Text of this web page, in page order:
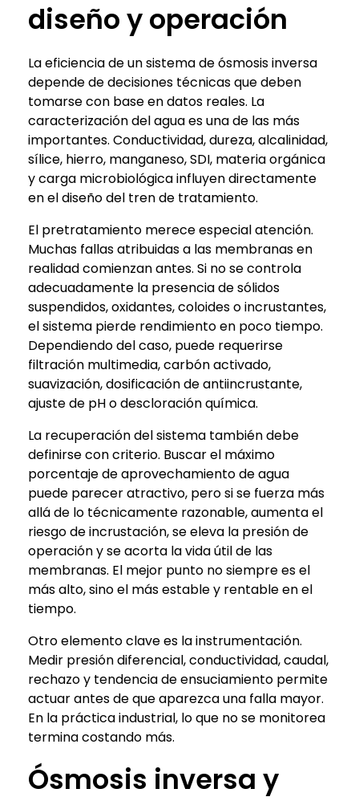
diseño y operación
La eficiencia de un sistema de ósmosis inversa
depende de decisiones técnicas que deben
tomarse con base en datos reales. La
caracterización del agua es una de las más
importantes. Conductividad, dureza, alcalinidad,
sílice, hierro, manganeso, SDI, materia orgánica
y carga microbiológica influyen directamente
en el diseño del tren de tratamiento.
El pretratamiento merece especial atención.
Muchas fallas atribuidas a las membranas en
realidad comienzan antes. Si no se controla
adecuadamente la presencia de sólidos
suspendidos, oxidantes, coloides o incrustantes,
el sistema pierde rendimiento en poco tiempo.
Dependiendo del caso, puede requerirse
filtración multimedia, carbón activado,
suavización, dosificación de antiincrustante,
ajuste de pH o descloración química.
La recuperación del sistema también debe
definirse con criterio. Buscar el máximo
porcentaje de aprovechamiento de agua
puede parecer atractivo, pero si se fuerza más
allá de lo técnicamente razonable, aumenta el
riesgo de incrustación, se eleva la presión de
operación y se acorta la vida útil de las
membranas. El mejor punto no siempre es el
más alto, sino el más estable y rentable en el
tiempo.
Otro elemento clave es la instrumentación.
Medir presión diferencial, conductividad, caudal,
rechazo y tendencia de ensuciamiento permite
actuar antes de que aparezca una falla mayor.
En la práctica industrial, lo que no se monitorea
termina costando más.
Ósmosis inversa y